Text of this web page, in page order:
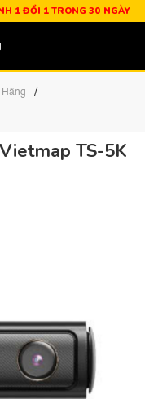
1 ĐỔI 1 TRONG 30 NGÀY
Hãng /
TS-5K